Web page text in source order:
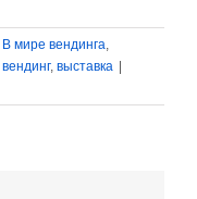
В мире вендинга,
вендинг, выставка